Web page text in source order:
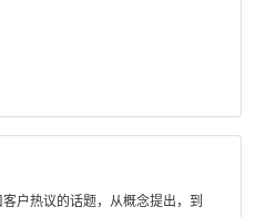
户热议的话题，从概念提出，到